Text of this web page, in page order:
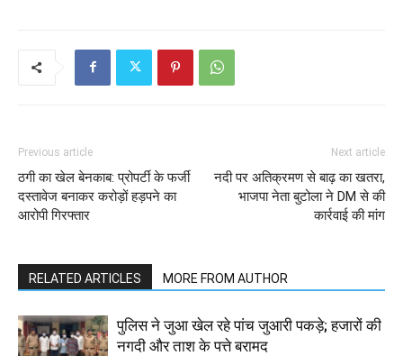
Previous article
ठगी का खेल बेनकाब: प्रोपर्टी के फर्जी
दस्तावेज बनाकर करोड़ों हड़पने का
आरोपी गिरफ्तार
Next article
नदी पर अतिक्रमण से बाढ़ का खतरा,
भाजपा नेता बुटोला ने DM से की
कार्रवाई की मांग
RELATED ARTICLES MORE FROM AUTHOR
पुलिस ने जुआ खेल रहे पांच जुआरी पकड़े; हजारों की
नगदी और ताश के पत्ते बरामद